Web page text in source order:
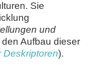
Sie
und
den Aufbau dieser
Deskriptoren).